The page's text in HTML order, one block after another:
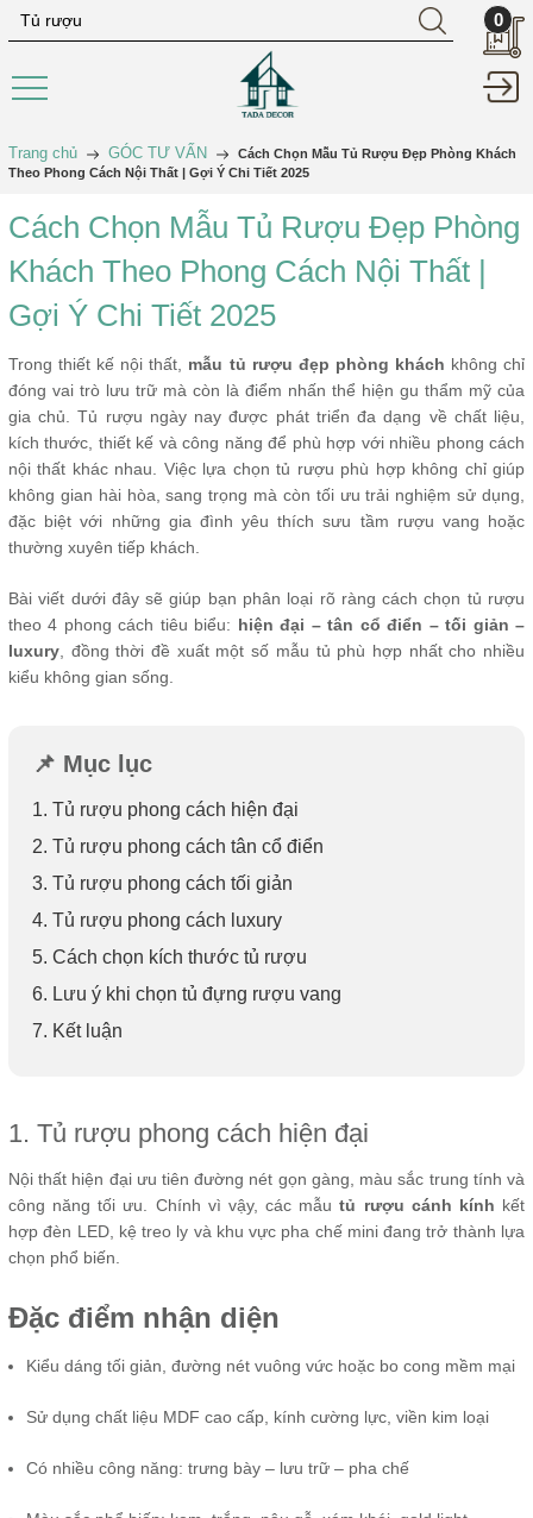
0
Trang chủ GÓC TƯ VẤN
Cách Chọn Mẫu Tủ Rượu Đẹp Phòng Khách
Theo Phong Cách Nội Thất | Gợi Ý Chi Tiết 2025
Cách Chọn Mẫu Tủ Rượu Đẹp Phòng
Khách Theo Phong Cách Nội Thất |
Gợi Ý Chi Tiết 2025
Trong thiết kế nội thất, mẫu tủ rượu đẹp phòng khách không chỉ
đóng vai trò lưu trữ mà còn là điểm nhấn thể hiện gu thẩm mỹ của
gia chủ. Tủ rượu ngày nay được phát triển đa dạng về chất liệu,
kích thước, thiết kế và công năng để phù hợp với nhiều phong cách
nội thất khác nhau. Việc lựa chọn tủ rượu phù hợp không chỉ giúp
không gian hài hòa, sang trọng mà còn tối ưu trải nghiệm sử dụng,
đặc biệt với những gia đình yêu thích sưu tầm rượu vang hoặc
thường xuyên tiếp khách.
Bài viết dưới đây sẽ giúp bạn phân loại rõ ràng cách chọn tủ rượu
theo 4 phong cách tiêu biểu: hiện đại – tân cổ điển – tối giản –
luxury , đồng thời đề xuất một số mẫu tủ phù hợp nhất cho nhiều
kiểu không gian sống.
📌 Mục lục
1. Tủ rượu phong cách hiện đại
2. Tủ rượu phong cách tân cổ điển
3. Tủ rượu phong cách tối giản
4. Tủ rượu phong cách luxury
5. Cách chọn kích thước tủ rượu
6. Lưu ý khi chọn tủ đựng rượu vang
7. Kết luận
1. Tủ rượu phong cách hiện đại
Nội thất hiện đại ưu tiên đường nét gọn gàng, màu sắc trung tính và
công năng tối ưu. Chính vì vậy, các mẫutủ rượu cánh kính kết
hợp đèn LED, kệ treo ly và khu vực pha chế mini đang trở thành lựa
chọn phổ biến.
Đặc điểm nhận diện
Kiểu dáng tối giản, đường nét vuông vức hoặc bo cong mềm mại
Sử dụng chất liệu MDF cao cấp, kính cường lực, viền kim loại
Có nhiều công năng: trưng bày – lưu trữ – pha chế